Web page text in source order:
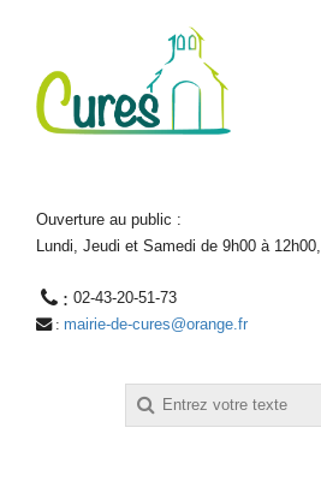
Ouverture au public :
Lundi, Jeudi et Samedi de 9h00 à 12h00,
: 02-43-20-51-73
: mairie-de-cures@orange.fr